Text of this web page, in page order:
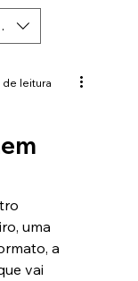
(R$)
de leitura
uma
a
vai